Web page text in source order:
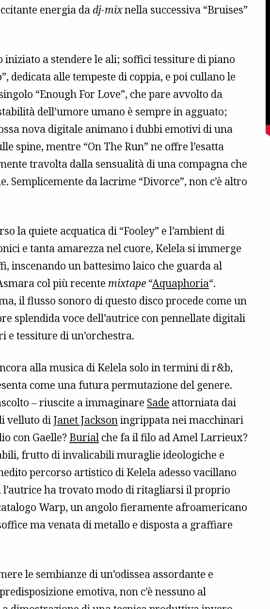
energia da dj-mixnella successiva “Bruises”
iniziato a stendere le ali; soffici tessiture di piano
dedicata alle tempeste di coppia, e poi cullano le
“Enough For Love”, che pare avvolto da
dell’umore umano è sempre in agguato;
nova digitale animano i dubbi emotivi di una
spine, mentre “On The Run” ne offre l’esatta
travolta dalla sensualità di una compagna che
Semplicemente da lacrime “Divorce”, non c’è altro
la quiete acquatica di “Fooley” e l’ambient di
e tanta amarezza nel cuore, Kelela si immerge
inscenando un battesimo laico che guarda al
col più recente mixtape “Aquaphoria“.
il flusso sonoro di questo disco procede come un
splendida voce dell’autrice con pennellate digitali
e tessiture di un’orchestra.
alla musica di Kelela solo in termini di r&b,
come una futura permutazione del genere.
– riuscite a immaginare Sade attorniata dai
velluto di Janet Jacksoningrippata nei macchinari
con Gaelle? Burial che fa il filo ad Amel Larrieux?
frutto di invalicabili muraglie ideologiche e
percorso artistico di Kelela adesso vacillano
ha trovato modo di ritagliarsi il proprio
Warp, un angolo fieramente afroamericano
ma venata di metallo e disposta a graffiare
le sembianze di un’odissea assordante e
emotiva, non c’è nessuno al